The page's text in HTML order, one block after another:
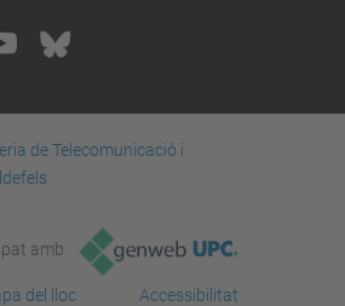
de Telecomunicació i
amb
del lloc
Accessibilitat